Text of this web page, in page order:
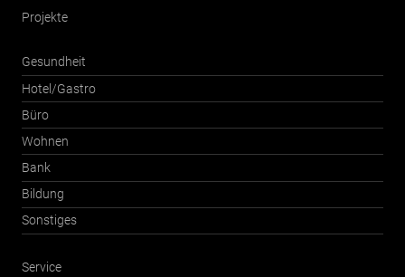
Projekte
Gesundheit
Hotel/Gastro
Büro
Wohnen
Bank
Bildung
Sonstiges
Service